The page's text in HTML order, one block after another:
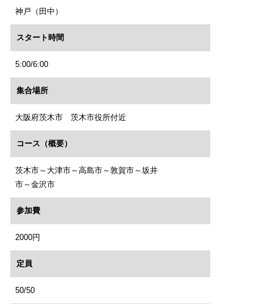
神戸（田中）
スタート時間
5:00/6:00
集合場所
大阪府茨木市 茨木市役所付近
コース（概要）
茨木市～大津市～高島市～敦賀市～坂井
市～金沢市
参加費
2000円
定員
50/50